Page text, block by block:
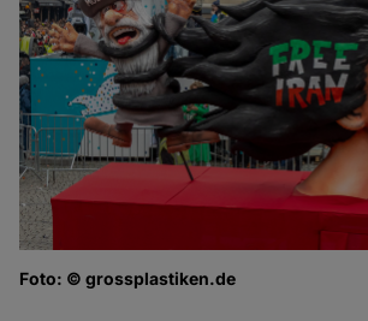
Foto: © grossplastiken.de